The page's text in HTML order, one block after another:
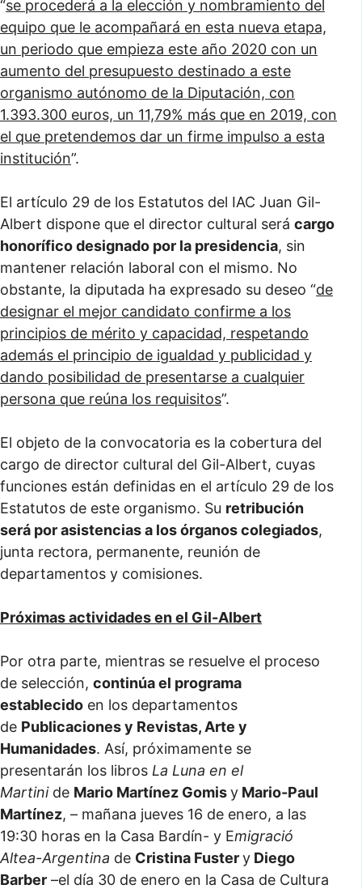
“se procederá a la elección y nombramiento del
equipo que le acompañará en esta nueva etapa,
un periodo que empieza este año 2020 con un
aumento del presupuesto destinado a este
organismo autónomo de la Diputación, con
1.393.300 euros, un 11,79% más que en 2019, con
el que pretendemos dar un firme impulso a esta
institución”.
El artículo 29 de los Estatutos del IAC Juan Gil-
Albert dispone que el director cultural será cargo
honorífico designado por la presidencia, sin
mantener relación laboral con el mismo. No
obstante, la diputada ha expresado su deseo “de
designar el mejor candidato confirme a los
principios de mérito y capacidad, respetando
además el principio de igualdad y publicidad y
dando posibilidad de presentarse a cualquier
persona que reúna los requisitos”.
El objeto de la convocatoria es la cobertura del
cargo de director cultural del Gil-Albert, cuyas
funciones están definidas en el artículo 29 de los
Estatutos de este organismo. Su retribución
será por asistencias a los órganos colegiados,
junta rectora, permanente, reunión de
departamentos y comisiones.
Próximas actividades en el Gil-Albert
Por otra parte, mientras se resuelve el proceso
de selección, continúa el programa
establecido en los departamentos
de Publicaciones y Revistas, Arte y
Humanidades. Así, próximamente se
presentarán los libros La Luna en el
Martini de Mario Martínez Gomisy Mario-Paul
Martínez, – mañana jueves 16 de enero, a las
19:30 horas en la Casa Bardín- y Emigració
Altea-Argentina de Cristina Fustery Diego
Barber –el día 30 de enero en la Casa de Cultura